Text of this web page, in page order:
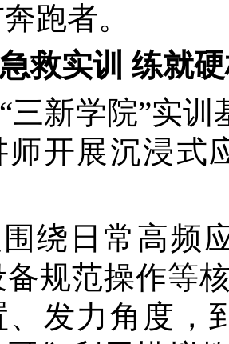
跑者。
救实训 练就
“三新学院”实
师开展沉浸式
绕日常高频
备规范操作等
、发力角度，